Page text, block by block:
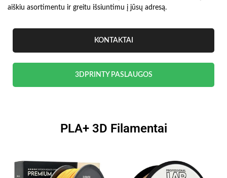
aiškiu asortimentu ir greitu išsiuntimu į jūsų adresą.
KONTAKTAI
3DPRINTY PASLAUGOS
PLA+ 3D Filamentai